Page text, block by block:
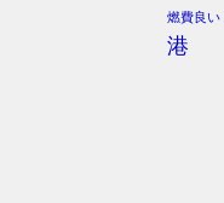
燃費良い
港